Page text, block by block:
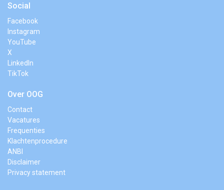
Social
Facebook
Instagram
YouTube
X
LinkedIn
TikTok
Over OOG
Contact
Vacatures
Frequenties
Klachtenprocedure
ANBI
Disclaimer
Privacy statement